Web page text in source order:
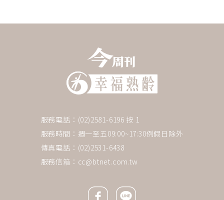
服務電話：(02)2581-6196 按 1
服務時間：週一至五09:00~17:30例假日除外
傳真電話：(02)2531-6438
服務信箱： cc@btnet.com.tw
Facebook icon
Line icon